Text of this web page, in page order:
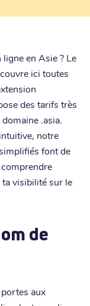
en Asie ? Le
ici toutes
des tarifs très
.asia.
notre
font de
visibilité sur le
de
aux